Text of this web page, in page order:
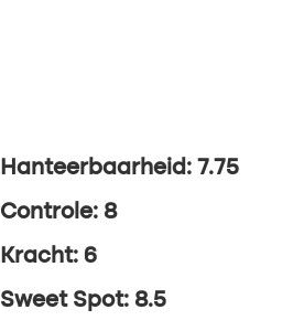
Hanteerbaarheid: 7.75
Controle: 8
Kracht: 6
Sweet Spot: 8.5